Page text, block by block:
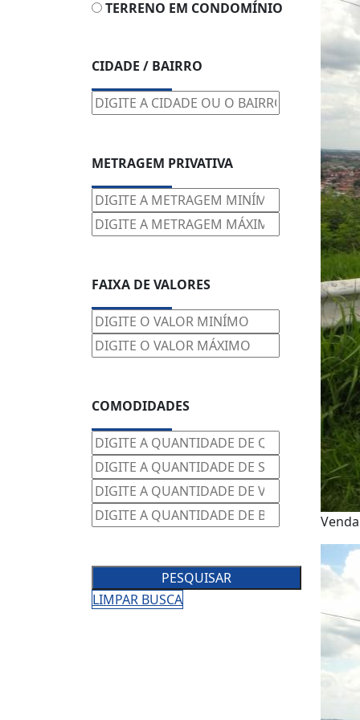
TERRENO EM CONDOMÍNIO
CIDADE / BAIRRO
METRAGEM PRIVATIVA
FAIXA DE VALORES
COMODIDADES
PESQUISAR
LIMPAR BUSCA